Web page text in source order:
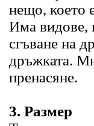
нещо, което
Има видове,
сгъване на
дръжката.
пренасяне.
3. Размер